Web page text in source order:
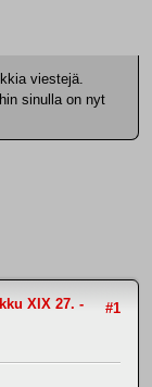
viestejä.
sinulla on nyt
#1
XIX 27. -